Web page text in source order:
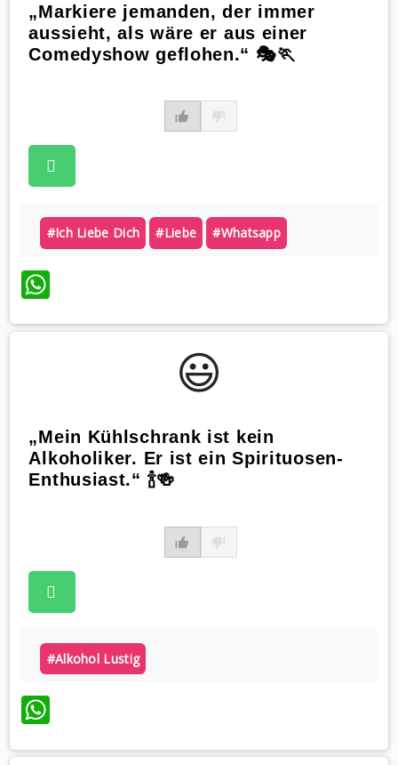
„Markiere jemanden, der immer
aussieht, als wäre er aus einer
Comedyshow geflohen.“ 🎭🏃
#ich Liebe Dich #liebe #whatsapp
WhatsApp
😃️
„Mein Kühlschrank ist kein
Alkoholiker. Er ist ein Spirituosen-
Enthusiast.“ 🍾🍻
#alkohol Lustig
WhatsApp